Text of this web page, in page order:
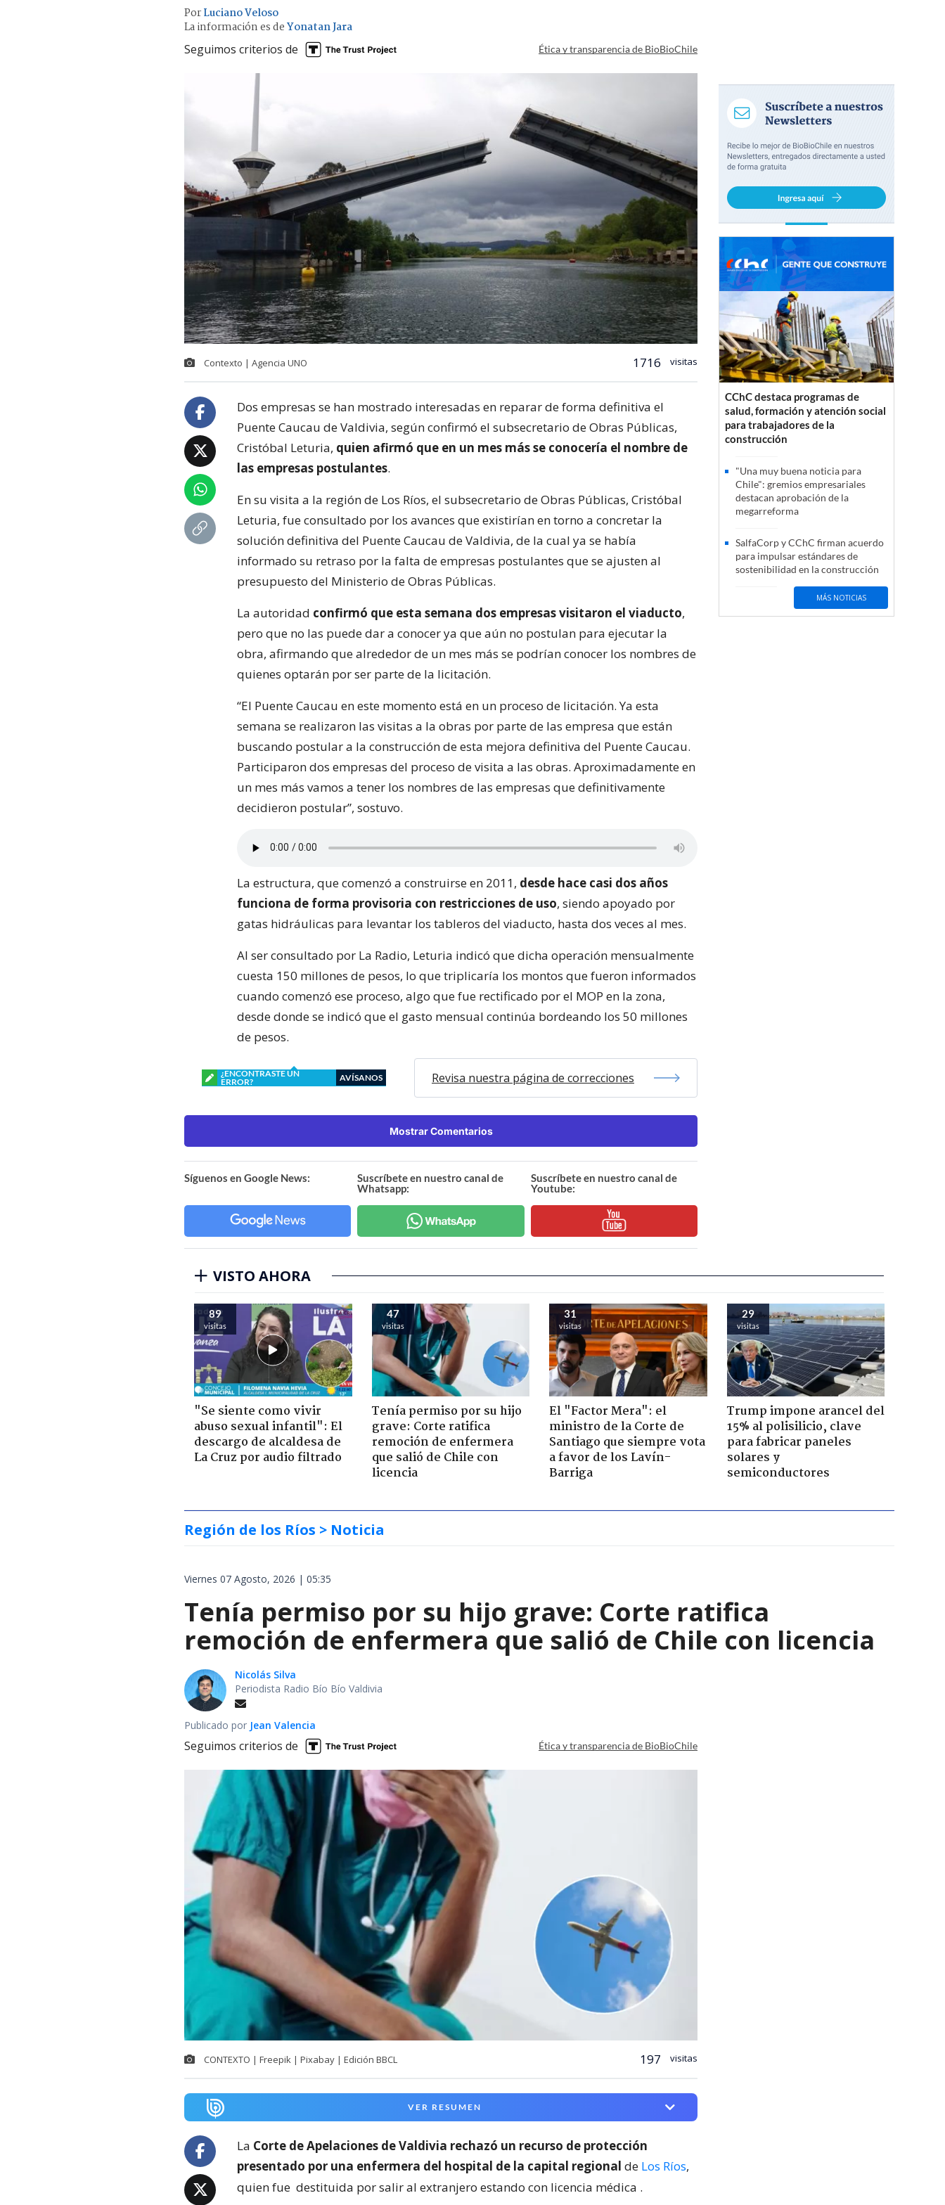
PorLuciano Veloso
La información es deYonatan Jara
Seguimos criterios de Ética y transparencia de BioBioChile
Contexto | Agencia UNO 1716 visitas
Dos empresas se han mostrado interesadas en reparar de forma definitiva el
Puente Caucau de Valdivia, según confirmó el subsecretario de Obras Públicas,
Cristóbal Leturia, quien afirmó que en un mes más se conocería el nombre de
las empresas postulantes.
En su visita a la región de Los Ríos, el subsecretario de Obras Públicas, Cristóbal
Leturia, fue consultado por los avances que existirían en torno a concretar la
solución definitiva del Puente Caucau de Valdivia, de la cual ya se había
informado su retraso por la falta de empresas postulantes que se ajusten al
presupuesto del Ministerio de Obras Públicas.
La autoridad confirmó que esta semana dos empresas visitaron el viaducto,
pero que no las puede dar a conocer ya que aún no postulan para ejecutar la
obra, afirmando que alrededor de un mes más se podrían conocer los nombres de
quienes optarán por ser parte de la licitación.
“El Puente Caucau en este momento está en un proceso de licitación. Ya esta
semana se realizaron las visitas a la obras por parte de las empresa que están
buscando postular a la construcción de esta mejora definitiva del Puente Caucau.
Participaron dos empresas del proceso de visita a las obras. Aproximadamente en
un mes más vamos a tener los nombres de las empresas que definitivamente
decidieron postular”, sostuvo.
La estructura, que comenzó a construirse en 2011, desde hace casi dos años
funciona de forma provisoria con restricciones de uso, siendo apoyado por
gatas hidráulicas para levantar los tableros del viaducto, hasta dos veces al mes.
Al ser consultado por La Radio, Leturia indicó que dicha operación mensualmente
cuesta 150 millones de pesos, lo que triplicaría los montos que fueron informados
cuando comenzó ese proceso, algo que fue rectificado por el MOP en la zona,
desde donde se indicó que el gasto mensual continúa bordeando los 50 millones
de pesos.
¿ENCONTRASTE UN
ERROR?
AVÍSANOS Revisa nuestra página de correcciones
Mostrar Comentarios
Síguenos en Google News:
Suscríbete en nuestro canal de
Whatsapp:
Suscríbete en nuestro canal de
Youtube:
CChC destaca programas de
salud, formación y atención social
para trabajadores de la
construcción
"Una muy buena noticia para
Chile": gremios empresariales
destacan aprobación de la
megarreforma
SalfaCorp y CChC firman acuerdo
para impulsar estándares de
sostenibilidad en la construcción
MÁS NOTICIAS
VISTO AHORA
89
visitas
"Se siente como vivir
abuso sexual infantil": El
descargo de alcaldesa de
La Cruz por audio filtrado
47
visitas
Tenía permiso por su hijo
grave: Corte ratifica
remoción de enfermera
que salió de Chile con
licencia
31
visitas
El "Factor Mera": el
ministro de la Corte de
Santiago que siempre vota
a favor de los Lavín-
Barriga
29
visitas
Trump impone arancel del
15% al polisilicio, clave
para fabricar paneles
solares y
semiconductores
Región de los Ríos > Noticia
Viernes 07 Agosto, 2026 | 05:35
Tenía permiso por su hijo grave: Corte ratifica
remoción de enfermera que salió de Chile con licencia
Nicolás Silva
Periodista Radio Bío Bío Valdivia
Publicado por Jean Valencia
Seguimos criterios de Ética y transparencia de BioBioChile
CONTEXTO | Freepik | Pixabay | Edición BBCL 197 visitas
VER RESUMEN
La Corte de Apelaciones de Valdivia rechazó un recurso de protección
presentado por una enfermera del hospital de la capital regional de Los Ríos,
quien fue destituida por salir al extranjero estando con licencia médica .